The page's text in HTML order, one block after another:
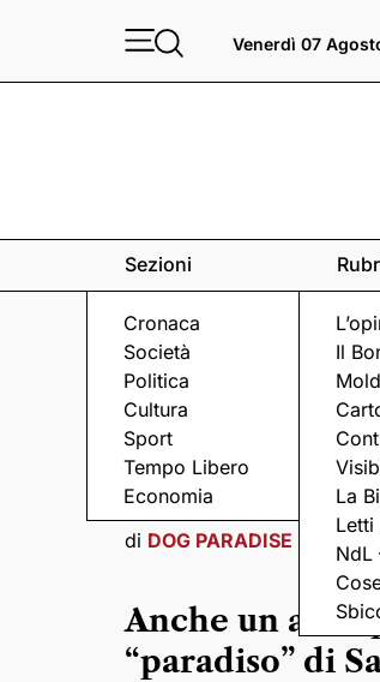
Venerdì 07
Sezioni
Cronaca
Società
Politica
Cultura
Sport
Tempo Libero
Economia
Il
La
Letti
NdL
CONTENUTO
di DOG PARADISE
Anche un asilo
“paradiso” di